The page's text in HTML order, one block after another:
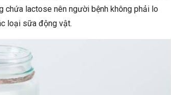
chứa lactose nên người bệnh không phải lo
loại sữa động vật.